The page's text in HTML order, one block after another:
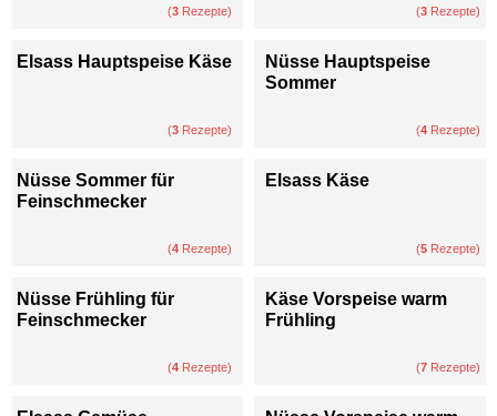
(3 Rezepte) (3 Rezepte)
Elsass Hauptspeise Käse
(3 Rezepte)
Nüsse Hauptspeise
Sommer
(4 Rezepte)
Nüsse Sommer für
Feinschmecker
(4 Rezepte)
Elsass Käse
(5 Rezepte)
Nüsse Frühling für
Feinschmecker
(4 Rezepte)
Käse Vorspeise warm
Frühling
(7 Rezepte)